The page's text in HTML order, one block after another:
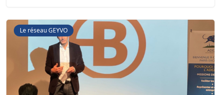
Le réseau GEYVO